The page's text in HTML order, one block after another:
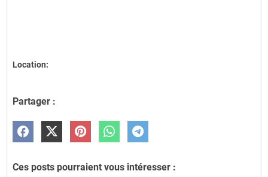
Location:
Partager :
Ces posts pourraient vous intéresser :